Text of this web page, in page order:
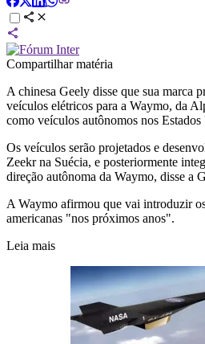
Compartilhar matéria
A chinesa Geely disse que sua marca
veículos elétricos para a Waymo, da
como veículos autônomos nos
Os veículos serão projetados e
Zeekr na Suécia, e posteriormente
direção autônoma da Waymo, disse a
A Waymo afirmou que vai introduzir
americanas "nos próximos anos".
Leia mais